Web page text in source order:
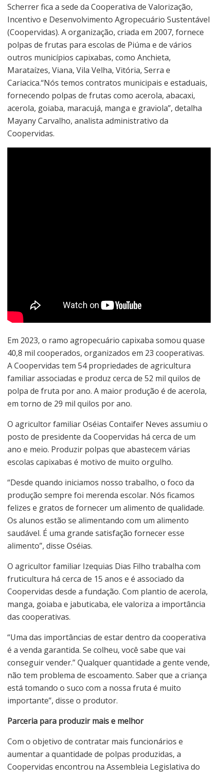
Scherrer fica a sede da Cooperativa de Valorização,
Incentivo e Desenvolvimento Agropecuário Sustentável
(Coopervidas). A organização, criada em 2007, fornece
polpas de frutas para escolas de Piúma e de vários
outros municípios capixabas, como Anchieta,
Marataízes, Viana, Vila Velha, Vitória, Serra e
Cariacica.“Nós temos contratos municipais e estaduais,
fornecendo polpas de frutas como acerola, abacaxi,
acerola, goiaba, maracujá, manga e graviola”, detalha
Mayany Carvalho, analista administrativo da
Coopervidas.
Em 2023, o ramo agropecuário capixaba somou quase
40,8 mil cooperados, organizados em 23 cooperativas.
A Coopervidas tem 54 propriedades de agricultura
familiar associadas e produz cerca de 52 mil quilos de
polpa de fruta por ano. A maior produção é de acerola,
em torno de 29 mil quilos por ano.
O agricultor familiar Oséias Contaifer Neves assumiu o
posto de presidente da Coopervidas há cerca de um
ano e meio. Produzir polpas que abastecem várias
escolas capixabas é motivo de muito orgulho.
“Desde quando iniciamos nosso trabalho, o foco da
produção sempre foi merenda escolar. Nós ficamos
felizes e gratos de fornecer um alimento de qualidade.
Os alunos estão se alimentando com um alimento
saudável. É uma grande satisfação fornecer esse
alimento”, disse Oséias.
O agricultor familiar Izequias Dias Filho trabalha com
fruticultura há cerca de 15 anos e é associado da
Coopervidas desde a fundação. Com plantio de acerola,
manga, goiaba e jabuticaba, ele valoriza a importância
das cooperativas.
“Uma das importâncias de estar dentro da cooperativa
é a venda garantida. Se colheu, você sabe que vai
conseguir vender.” Qualquer quantidade a gente vende,
não tem problema de escoamento. Saber que a criança
está tomando o suco com a nossa fruta é muito
importante”, disse o produtor.
Parceria para produzir mais e melhor
Com o objetivo de contratar mais funcionários e
aumentar a quantidade de polpas produzidas, a
Coopervidas encontrou na Assembleia Legislativa do